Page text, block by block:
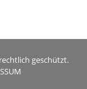
geschützt.